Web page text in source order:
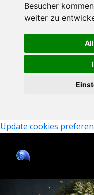
Besucher
weiter zu
Update cookies